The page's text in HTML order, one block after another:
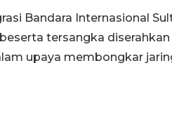
Bandara Internasional
tersangka
upaya membongkar